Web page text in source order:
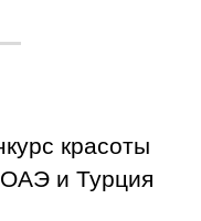
красоты
и Турция